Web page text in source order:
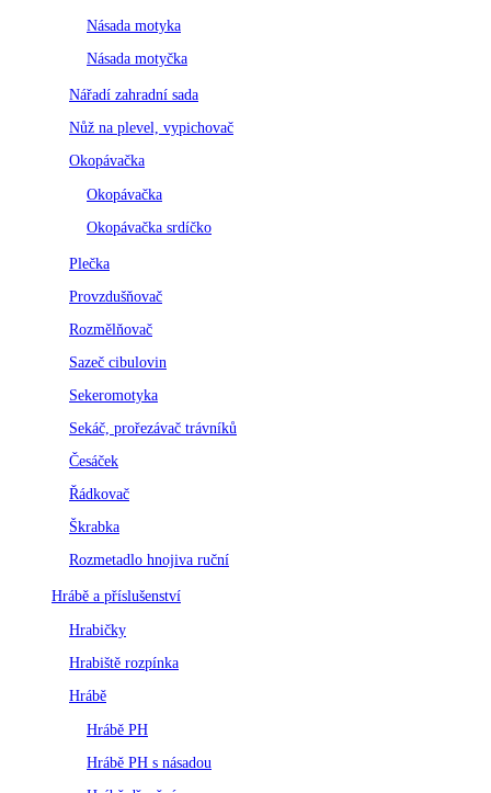
Násada motyka
Násada motyčka
Nářadí zahradní sada
Nůž na plevel, vypichovač
Okopávačka
Okopávačka
Okopávačka srdíčko
Plečka
Provzdušňovač
Rozmělňovač
Sazeč cibulovin
Sekeromotyka
Sekáč, prořezávač trávníků
Česáček
Řádkovač
Škrabka
Rozmetadlo hnojiva ruční
Hrábě a příslušenství
Hrabičky
Hrabiště rozpínka
Hrábě
Hrábě PH
Hrábě PH s násadou